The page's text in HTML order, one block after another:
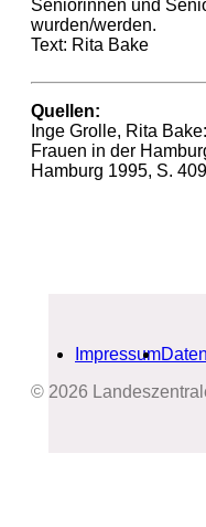
Seniorinnen und
wurden/werden.
Text: Rita Bake
Quellen:
Inge Grolle, Rita
Frauen in der
Hamburg 1995, S.
Impressum
© 2026